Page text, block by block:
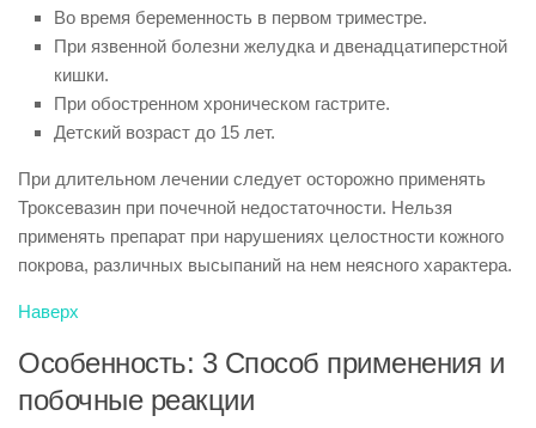
Во время беременность в первом триместре.
При язвенной болезни желудка и двенадцатиперстной
кишки.
При обостренном хроническом гастрите.
Детский возраст до 15 лет.
При длительном лечении следует осторожно применять
Троксевазин при почечной недостаточности. Нельзя
применять препарат при нарушениях целостности кожного
покрова, различных высыпаний на нем неясного характера.
Наверх
Особенность: 3 Способ применения и
побочные реакции